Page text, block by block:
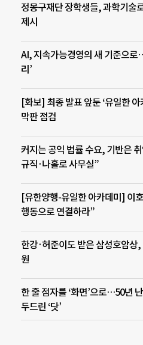
정몽구재단 장학생들, 과학기술
제시
AI, 지속가능경영의 새 기준으로
리’
[화보] 최종 발표 앞둔 ‘유일한
막판 점검
커지는 공익 법률 수요, 기반은
규직·나홀로 사무실”
[유한양행-유일한 아카데미] 이
행동으로 연결하라”
한강·허준이도 받은 삼성호암상
원
한 줄 점자를 ‘화면’으로…50년
두드린 ‘닷’